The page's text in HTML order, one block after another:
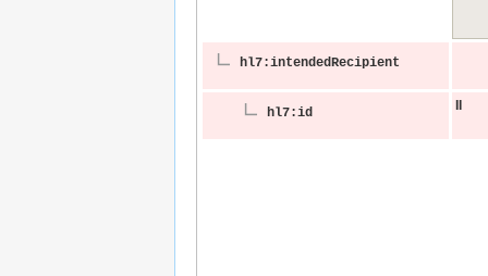
hl7:intended​Recipient
hl7:id